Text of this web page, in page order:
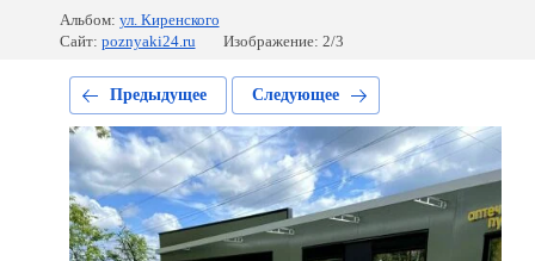
Альбом: ул. Киренского
Сайт: poznyaki24.ru Изображение: 2/3
Предыдущее Следующее